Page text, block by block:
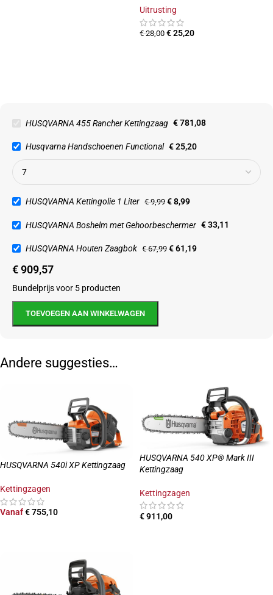
Uitrusting
€28,00 €25,20
HUSQVARNA 455 Rancher Kettingzaag €781,08
Husqvarna Handschoenen Functional €25,20
HUSQVARNA Kettingolie 1 Liter €9,99 €8,99
HUSQVARNA Boshelm met Gehoorbeschermer €33,11
HUSQVARNA Houten Zaagbok €67,99 €61,19
€909,57
Bundelprijs voor 5 producten
TOEVOEGEN AAN WINKELWAGEN
Andere suggesties…
HUSQVARNA 540i XP Kettingzaag
Kettingzagen
Vanaf€755,10
HUSQVARNA 540 XP® Mark III
Kettingzaag
Kettingzagen
€911,00